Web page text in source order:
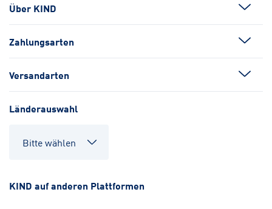
Über KIND
Zahlungsarten
Versandarten
Länderauswahl
KIND auf anderen Plattformen